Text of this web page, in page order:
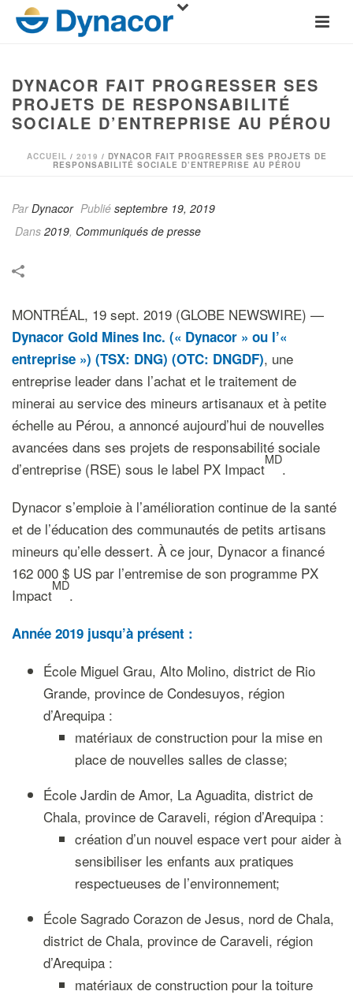
DYNACOR FAIT PROGRESSER SES
PROJETS DE RESPONSABILITÉ
SOCIALE D’ENTREPRISE AU PÉROU
ACCUEIL / 2019 / DYNACOR FAIT PROGRESSER SES PROJETS DE
RESPONSABILITÉ SOCIALE D’ENTREPRISE AU PÉROU
ParDynacor Publié septembre 19, 2019
Dans 2019, Communiqués de presse
MONTRÉAL, 19 sept. 2019 (GLOBE NEWSWIRE) —
Dynacor Gold Mines Inc. (« Dynacor » ou l’«
entreprise ») (TSX: DNG) (OTC: DNGDF), une
entreprise leader dans l’achat et le traitement de
minerai au service des mineurs artisanaux et à petite
échelle au Pérou, a annoncé aujourd’hui de nouvelles
avancées dans ses projets de responsabilité sociale
d’entreprise (RSE) sous le label PX Impact
MD
.
Dynacor s’emploie à l’amélioration continue de la santé
et de l’éducation des communautés de petits artisans
mineurs qu’elle dessert. À ce jour, Dynacor a financé
162 000 $ US par l’entremise de son programme PX
Impact
MD
.
Année 2019 jusqu’à présent :
École Miguel Grau, Alto Molino, district de Rio
Grande, province de Condesuyos, région
d’Arequipa :
matériaux de construction pour la mise en
place de nouvelles salles de classe;
École Jardin de Amor, La Aguadita, district de
Chala, province de Caraveli, région d’Arequipa :
création d’un nouvel espace vert pour aider à
sensibiliser les enfants aux pratiques
respectueuses de l’environnement;
École Sagrado Corazon de Jesus, nord de Chala,
district de Chala, province de Caraveli, région
d’Arequipa :
matériaux de construction pour la toiture